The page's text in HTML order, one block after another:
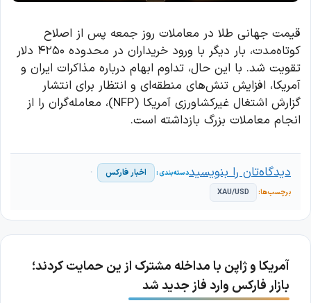
قیمت جهانی طلا در معاملات روز جمعه پس از اصلاح
کوتاه‌مدت، بار دیگر با ورود خریداران در محدوده ۴۲۵۰ دلار
تقویت شد. با این حال، تداوم ابهام درباره مذاکرات ایران و
آمریکا، افزایش تنش‌های منطقه‌ای و انتظار برای انتشار
گزارش اشتغال غیرکشاورزی آمریکا (NFP)، معامله‌گران را از
انجام معاملات بزرگ بازداشته است.
اخبار فارکس
XAU/USD
دیدگاه‌تان را بنویسید
آمریکا و ژاپن با مداخله مشترک از ین حمایت کردند؛
بازار فارکس وارد فاز جدید شد